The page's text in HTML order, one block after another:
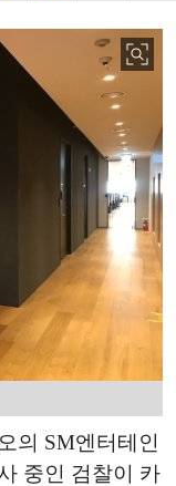
의 SM엔터테인
중인 검찰이 카